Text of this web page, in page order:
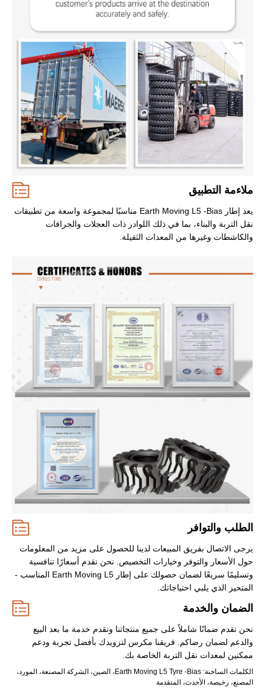
ملاءمة التطبيق
يعد إطار Earth Moving L5 -Bias مناسبًا لمجموعة واسعة من تطبيقات
نقل التربة والبناء، بما في ذلك اللوادر ذات العجلات والجرافات
والكاشطات وغيرها من المعدات الثقيلة.
الطلب والتوافر
يرجى الاتصال بفريق المبيعات لدينا للحصول على مزيد من المعلومات
حول الأسعار والتوفر وخيارات التخصيص. نحن نقدم أسعارًا تنافسية
وتسليمًا سريعًا لضمان حصولك على إطار Earth Moving L5 المناسب -
المتحيز الذي يلبي احتياجاتك.
الضمان والخدمة
نحن نقدم ضمانًا شاملاً على جميع منتجاتنا ونقدم خدمة ما بعد البيع
والدعم لضمان رضاكم. فريقنا مكرس لتزويدك بأفضل تجربة ودعم
ممكنين لمعدات نقل التربة الخاصة بك.
الكلمات الساخنة: Earth Moving L5 Tyre -Bias، الصين، الشركة المصنعة، المورد،
المصنع، رخيصة، الأحدث، المتقدمة